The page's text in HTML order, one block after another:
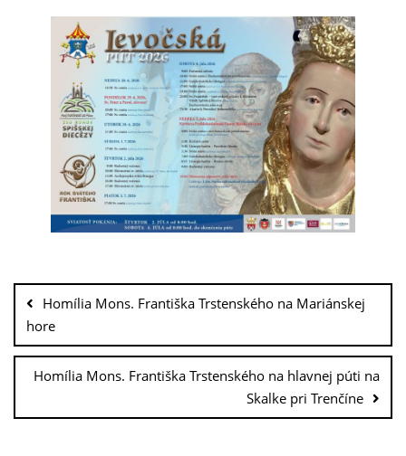
Homília Mons. Františka Trstenského na Mariánskej
hore
Homília Mons. Františka Trstenského na hlavnej púti na
Skalke pri Trenčíne